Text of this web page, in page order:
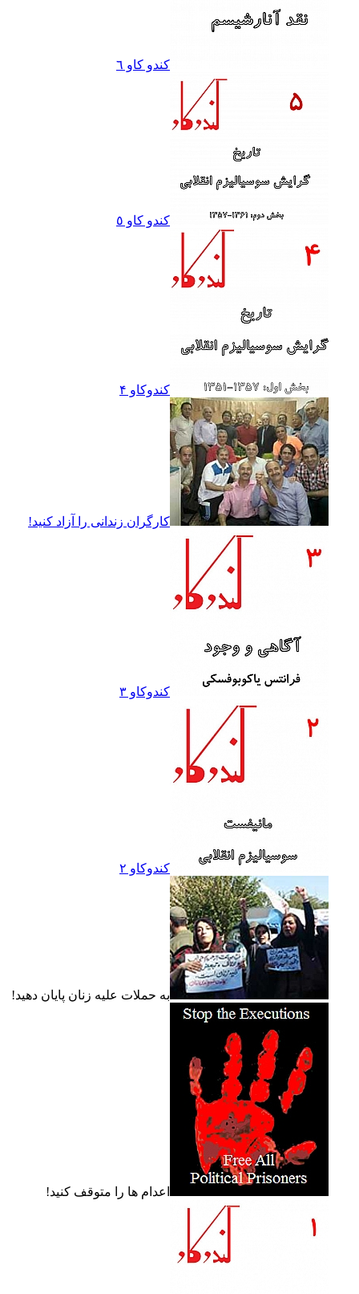
کندو کاو ٦
کندو کاو ٥
کندوکاو ۴
کارگران زندانى را آزاد کنيد!
کندوکاو ۳
کندوکاو ۲
به حملات عليه زنان پايان دهيد!
اعدام ها را متوقف کنيد!